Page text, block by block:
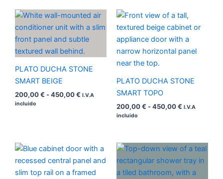
PLATO DUCHA STONE
SMART BEIGE
200,00€ -450,00€
Rango
precios:
desde
200,00 €
hasta
I.V.A
incluido
PLATO DUCHA STONE
SMART TOPO
200,00€ -450,00€
Rango
de
precios:
desde
200,00 €
hasta
I.V.A
incluido
Rango
precios:
desde
Rango
precios:
desde